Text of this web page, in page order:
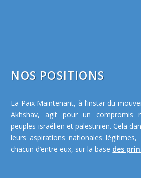
NOS POSITIONS
La Paix Maintenant, à l’instar du
Akhshav, agit pour un compromis
peuples israélien et palestinien. Cela
leurs aspirations nationales
chacun d’entre eux, sur la base des